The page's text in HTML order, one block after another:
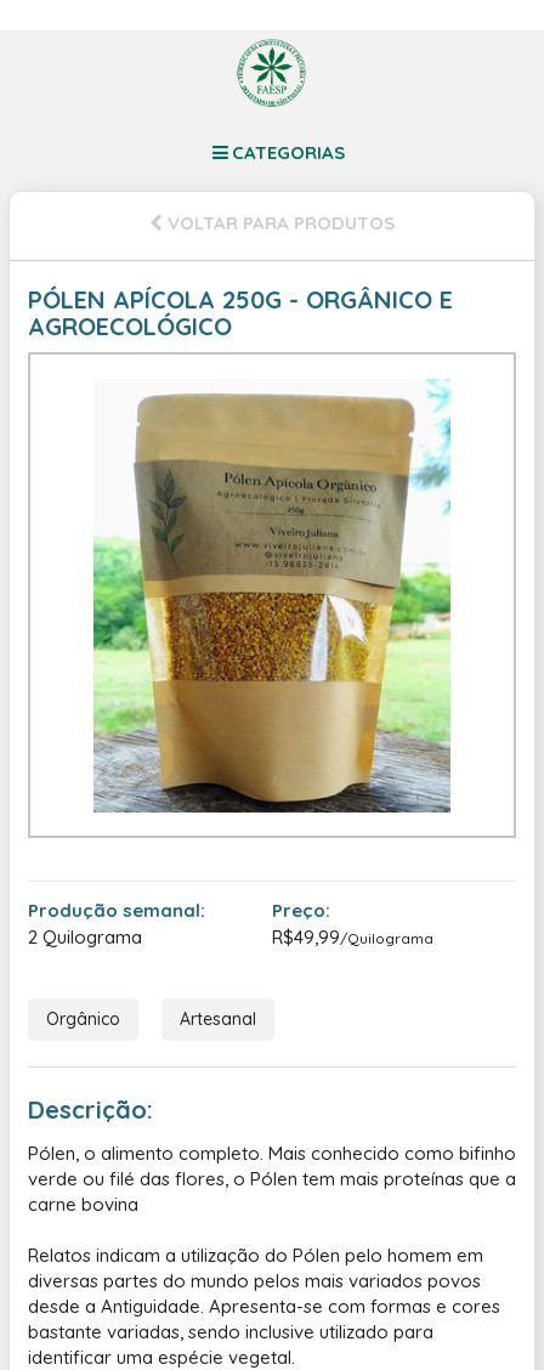
CATEGORIAS
VOLTAR PARA PRODUTOS
PÓLEN APÍCOLA 250G - ORGÂNICO E
AGROECOLÓGICO
Produção semanal:
2 Quilograma
Preço:
R$49,99/Quilograma
Orgânico Artesanal
Descrição:
Pólen, o alimento completo. Mais conhecido como bifinho
verde ou filé das flores, o Pólen tem mais proteínas que a
carne bovina
Relatos indicam a utilização do Pólen pelo homem em
diversas partes do mundo pelos mais variados povos
desde a Antiguidade. Apresenta-se com formas e cores
bastante variadas, sendo inclusive utilizado para
identificar uma espécie vegetal.